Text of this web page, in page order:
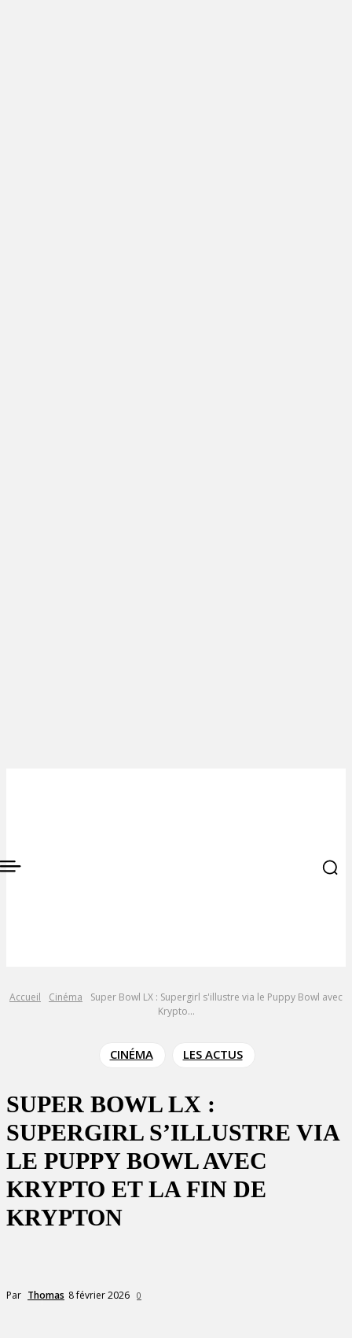
Accueil Cinéma
Super Bowl LX : Supergirl s'illustre via le Puppy Bowl avec
Krypto...
CINÉMA LES ACTUS
SUPER BOWL LX :
SUPERGIRL S’ILLUSTRE VIA
LE PUPPY BOWL AVEC
KRYPTO ET LA FIN DE
KRYPTON
Par Thomas 8 février 2026 0